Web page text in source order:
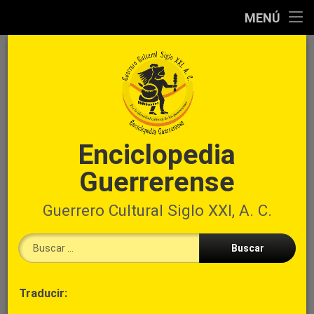
MENÚ
Enciclopedia
Guerrerense
Guerrero Cultural Siglo XXI, A. C.
Cabecera
Traducir: